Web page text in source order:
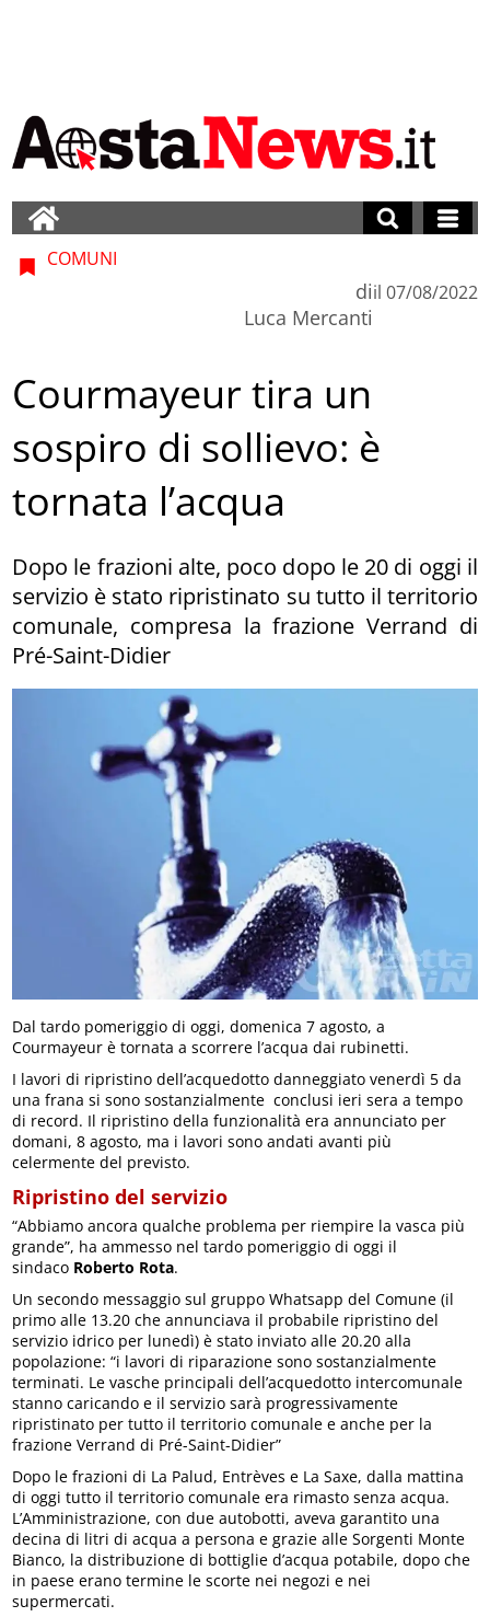
COMUNI
di
Luca Mercanti
il 07/08/2022
Courmayeur tira un
sospiro di sollievo: è
tornata l’acqua
Dopo le frazioni alte, poco dopo le 20 di oggi il
servizio è stato ripristinato su tutto il territorio
comunale, compresa la frazione Verrand di
Pré-Saint-Didier
Dal tardo pomeriggio di oggi, domenica 7 agosto, a
Courmayeur è tornata a scorrere l’acqua dai rubinetti.
I lavori di ripristino dell’acquedotto danneggiato venerdì 5 da
una frana si sono sostanzialmente conclusi ieri sera a tempo
di record. Il ripristino della funzionalità era annunciato per
domani, 8 agosto, ma i lavori sono andati avanti più
celermente del previsto.
Ripristino del servizio
“Abbiamo ancora qualche problema per riempire la vasca più
grande”, ha ammesso nel tardo pomeriggio di oggi il
sindaco Roberto Rota.
Un secondo messaggio sul gruppo Whatsapp del Comune (il
primo alle 13.20 che annunciava il probabile ripristino del
servizio idrico per lunedì) è stato inviato alle 20.20 alla
popolazione: “i lavori di riparazione sono sostanzialmente
terminati. Le vasche principali dell’acquedotto intercomunale
stanno caricando e il servizio sarà progressivamente
ripristinato per tutto il territorio comunale e anche per la
frazione Verrand di Pré-Saint-Didier”
Dopo le frazioni di La Palud, Entrèves e La Saxe, dalla mattina
di oggi tutto il territorio comunale era rimasto senza acqua.
L’Amministrazione, con due autobotti, aveva garantito una
decina di litri di acqua a persona e grazie alle Sorgenti Monte
Bianco, la distribuzione di bottiglie d’acqua potabile, dopo che
in paese erano termine le scorte nei negozi e nei
supermercati.